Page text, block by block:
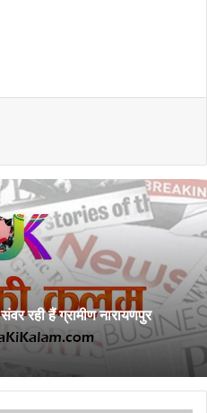
रही हैं ग्रामीण नारायणपुर